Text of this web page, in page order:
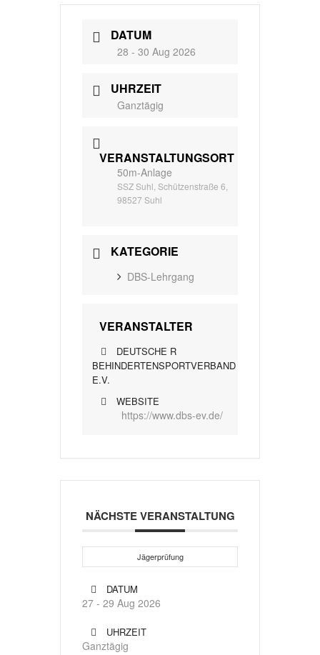
DATUM
28 - 30 Aug 2026
UHRZEIT
Ganztägig
VERANSTALTUNGSORT
50m-Anlage
SSZ Suhl, Schützenstraße 6,
98527 Suhl
KATEGORIE
DBS-Lehrgang
VERANSTALTER
DEUTSCHE R
BEHINDERTENSPORTVERBAND
E.V.
WEBSITE
https://www.dbs-ev.de/
NÄCHSTE VERANSTALTUNG
Jägerprüfung
DATUM
27 - 29 Aug 2026
UHRZEIT
Ganztägig